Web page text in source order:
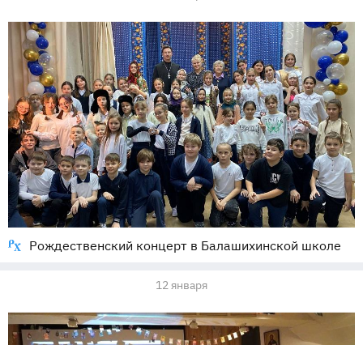
Рождественский концерт в Балашихинской школе
12 января